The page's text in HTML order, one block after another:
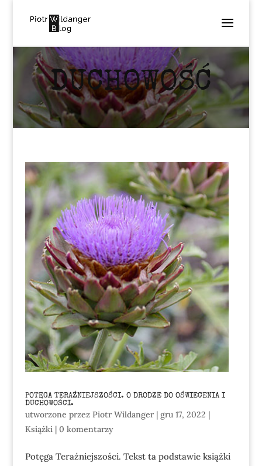
DUCHOWOŚĆ
POTĘGA TERAŹNIEJSZOŚCI. O DRODZE DO OŚWIECENIA I
DUCHOWOŚCI.
utworzone przez Piotr Wildanger| gru 17, 2022 |
Książki| 0 komentarzy
Potęga Teraźniejszości. Tekst ta podstawie książki